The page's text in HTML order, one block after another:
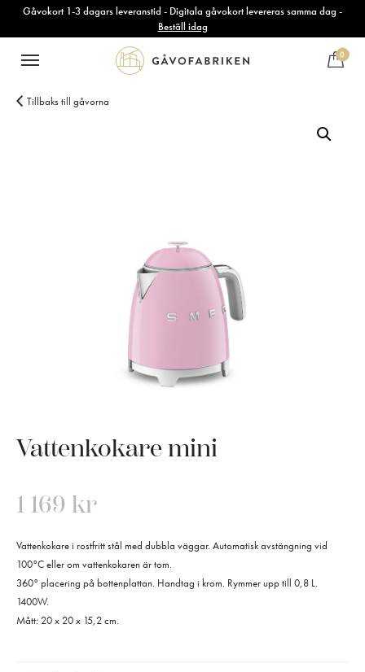
Gåvokort 1-3 dagars leveranstid - Digitala gåvokort levereras samma dag -
Beställ idag
0
Tillbaks till gåvorna
Vattenkokare mini
1 169 kr
Vattenkokare i rostfritt stål med dubbla väggar. Automatisk avstängning vid
100°C eller om vattenkokaren är tom.
360° placering på bottenplattan. Handtag i krom. Rymmer upp till 0,8 L.
1400W.
Mått: 20 x 20 x 15,2 cm.